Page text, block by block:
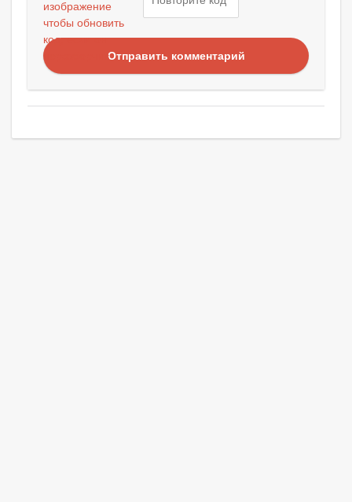
Отправить комментарий